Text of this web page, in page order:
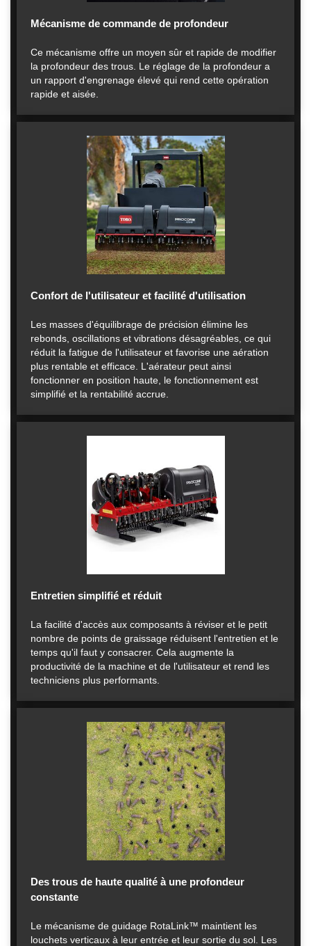
Mécanisme de commande de profondeur
Ce mécanisme offre un moyen sûr et rapide de modifier
la profondeur des trous. Le réglage de la profondeur a
un rapport d'engrenage élevé qui rend cette opération
rapide et aisée.
Confort de l'utilisateur et facilité d'utilisation
Les masses d'équilibrage de précision élimine les
rebonds, oscillations et vibrations désagréables, ce qui
réduit la fatigue de l'utilisateur et favorise une aération
plus rentable et efficace. L'aérateur peut ainsi
fonctionner en position haute, le fonctionnement est
simplifié et la rentabilité accrue.
Entretien simplifié et réduit
La facilité d'accès aux composants à réviser et le petit
nombre de points de graissage réduisent l'entretien et le
temps qu'il faut y consacrer. Cela augmente la
productivité de la machine et de l'utilisateur et rend les
techniciens plus performants.
Des trous de haute qualité à une profondeur
constante
Le mécanisme de guidage RotaLink™ maintient les
louchets verticaux à leur entrée et leur sortie du sol. Les